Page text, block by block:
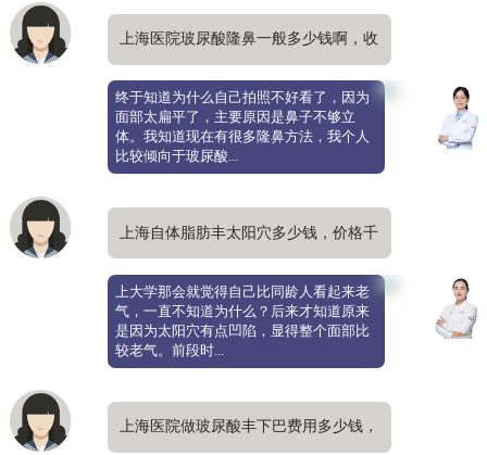
上海医院玻尿酸隆鼻一般多少钱啊，收
费价目表公开
终于知道为什么自己拍照不好看了，因为
面部太扁平了，主要原因是鼻子不够立
体。我知道现在有很多隆鼻方法，我个人
比较倾向于玻尿酸...
上海自体脂肪丰太阳穴多少钱，价格千
元以上
上大学那会就觉得自己比同龄人看起来老
气，一直不知道为什么？后来才知道原来
是因为太阳穴有点凹陷，显得整个面部比
较老气。前段时...
上海医院做玻尿酸丰下巴费用多少钱，